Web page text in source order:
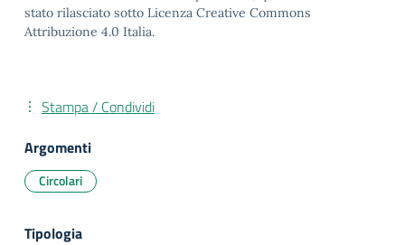
stato rilasciato sotto Licenza Creative Commons
Attribuzione 4.0 Italia.
Stampa / Condividi
Argomenti
Circolari
Tipologia